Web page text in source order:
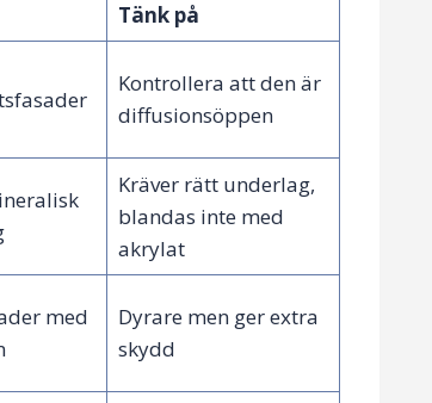
Tänk på
Kontrollera att den är
diffusionsöppen
Kräver rätt underlag,
blandas inte med
akrylat
med
Dyrare men ger extra
skydd